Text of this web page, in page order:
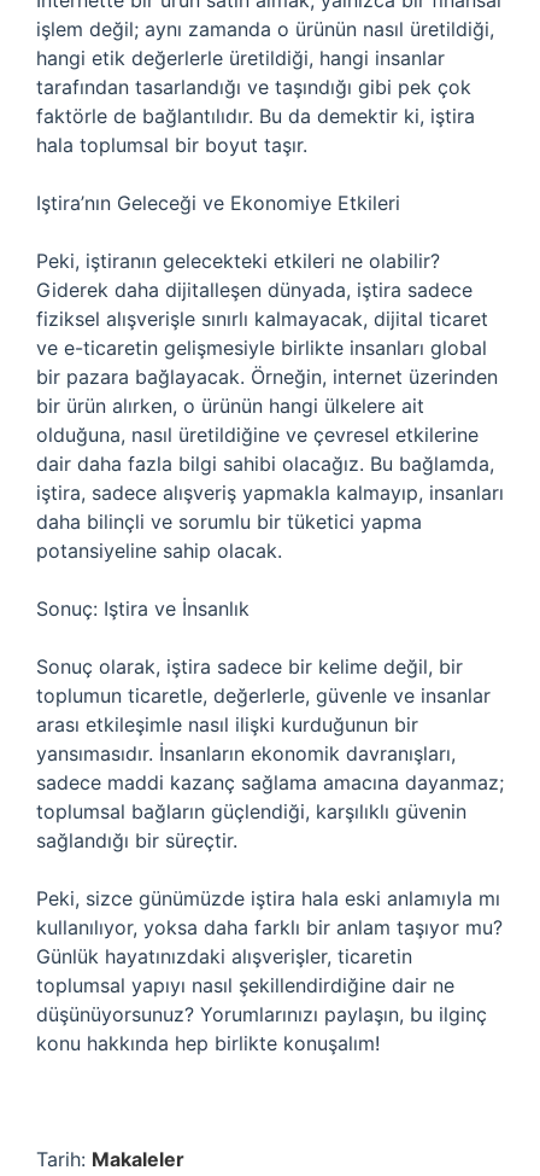
işlem değil; aynı zamanda o ürünün nasıl üretildiği,
hangi etik değerlerle üretildiği, hangi insanlar
tarafından tasarlandığı ve taşındığı gibi pek çok
faktörle de bağlantılıdır. Bu da demektir ki, iştira
hala toplumsal bir boyut taşır.
Iştira’nın Geleceği ve Ekonomiye Etkileri
Peki, iştiranın gelecekteki etkileri ne olabilir?
Giderek daha dijitalleşen dünyada, iştira sadece
fiziksel alışverişle sınırlı kalmayacak, dijital ticaret
ve e-ticaretin gelişmesiyle birlikte insanları global
bir pazara bağlayacak. Örneğin, internet üzerinden
bir ürün alırken, o ürünün hangi ülkelere ait
olduğuna, nasıl üretildiğine ve çevresel etkilerine
dair daha fazla bilgi sahibi olacağız. Bu bağlamda,
iştira, sadece alışveriş yapmakla kalmayıp, insanları
daha bilinçli ve sorumlu bir tüketici yapma
potansiyeline sahip olacak.
Sonuç: Iştira ve İnsanlık
Sonuç olarak, iştira sadece bir kelime değil, bir
toplumun ticaretle, değerlerle, güvenle ve insanlar
arası etkileşimle nasıl ilişki kurduğunun bir
yansımasıdır. İnsanların ekonomik davranışları,
sadece maddi kazanç sağlama amacına dayanmaz;
toplumsal bağların güçlendiği, karşılıklı güvenin
sağlandığı bir süreçtir.
Peki, sizce günümüzde iştira hala eski anlamıyla mı
kullanılıyor, yoksa daha farklı bir anlam taşıyor mu?
Günlük hayatınızdaki alışverişler, ticaretin
toplumsal yapıyı nasıl şekillendirdiğine dair ne
düşünüyorsunuz? Yorumlarınızı paylaşın, bu ilginç
konu hakkında hep birlikte konuşalım!
Tarih: Makaleler